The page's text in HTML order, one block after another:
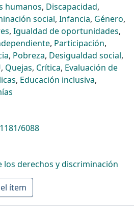
humanos, Discapacidad,
social, Infancia, Género,
, Igualdad de oportunidades,
, Participación,
, Pobreza, Desigualdad social,
, Quejas, Crítica, Evaluación de
, Educación inclusiva,
6088
los derechos y discriminación
ítem